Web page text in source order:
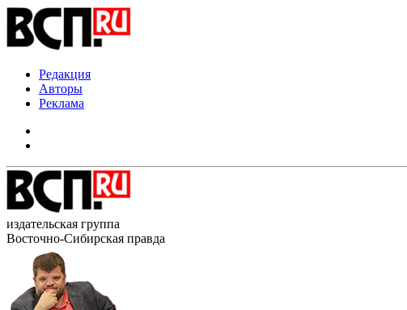
Редакция
Авторы
Реклама
издательская группа
Восточно-Сибирская правда